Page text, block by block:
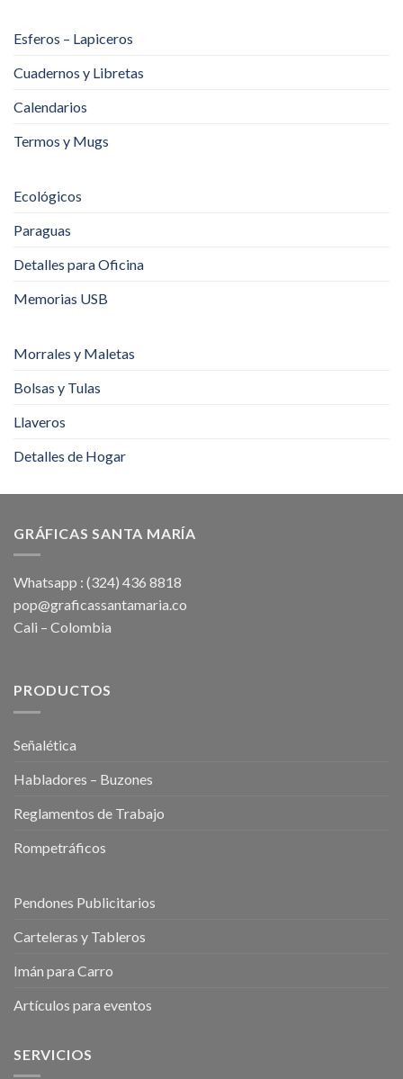
Esferos – Lapiceros
Cuadernos y Libretas
Calendarios
Termos y Mugs
Ecológicos
Paraguas
Detalles para Oficina
Memorias USB
Morrales y Maletas
Bolsas y Tulas
Llaveros
Detalles de Hogar
GRÁFICAS SANTA MARÍA
Whatsapp : (324) 436 8818
pop@graficassantamaria.co
Cali – Colombia
PRODUCTOS
Señalética
Habladores – Buzones
Reglamentos de Trabajo
Rompetráficos
Pendones Publicitarios
Carteleras y Tableros
Imán para Carro
Artículos para eventos
SERVICIOS